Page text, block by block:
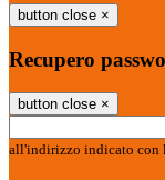
button close ×
Recupero
button close ×
all'indirizzo indicato con